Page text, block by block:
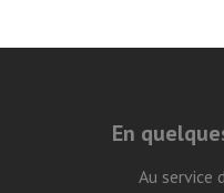
En
Au service